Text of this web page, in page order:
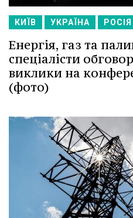
КИЇВ УКРАЇНА РОСІЯ
Енергія, газ та
спеціалісти
виклики на
(фото)